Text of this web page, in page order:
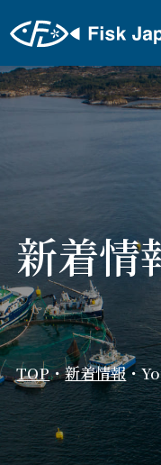
新着情
TOP・新着情報・